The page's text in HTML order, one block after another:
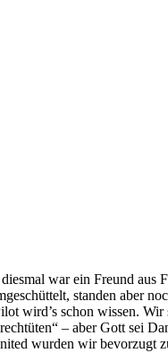
war ein Freund aus
standen aber
wird’s schon wissen. Wir
– aber Gott sei
wurden wir bevorzugt